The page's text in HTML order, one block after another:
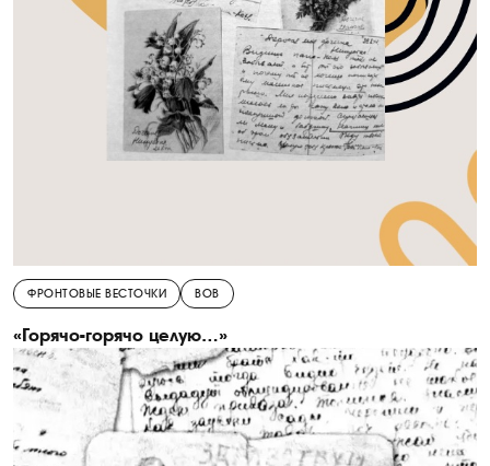
ФРОНТОВЫЕ ВЕСТОЧКИ ВОВ
«Горячо-горячо целую…»